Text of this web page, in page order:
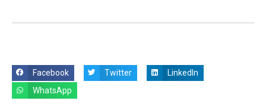
Facebook Twitter
LinkedIn
WhatsApp